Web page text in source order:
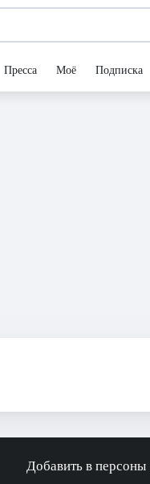
Пресса Моё Подписка
Добавить в персоны